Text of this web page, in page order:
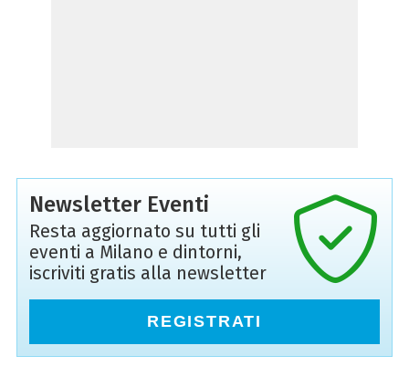
Newsletter Eventi
Resta aggiornato su tutti gli
eventi a Milano e dintorni,
iscriviti gratis alla newsletter
REGISTRATI